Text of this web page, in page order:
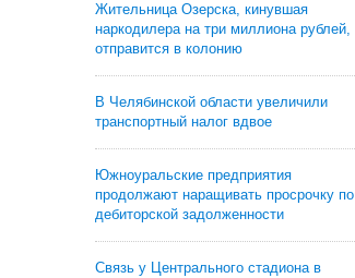
Жительница Озерска, кинувшая
наркодилера на три миллиона рублей,
отправится в колонию
В Челябинской области увеличили
транспортный налог вдвое
Южноуральские предприятия
продолжают наращивать просрочку по
дебиторской задолженности
Связь у Центрального стадиона в